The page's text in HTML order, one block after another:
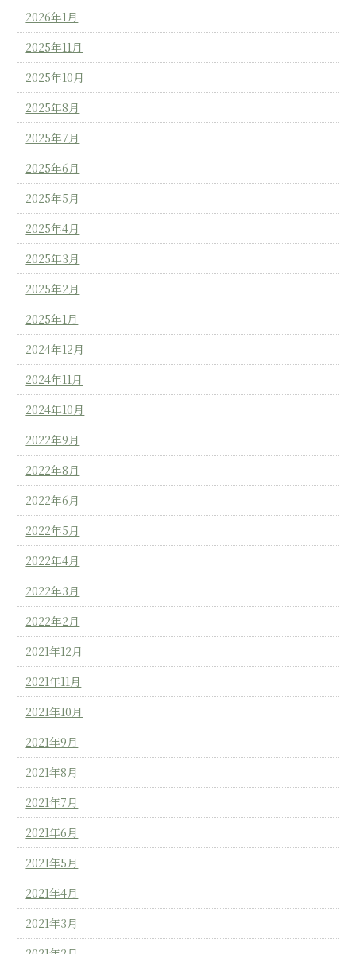
2026年1月
2025年11月
2025年10月
2025年8月
2025年7月
2025年6月
2025年5月
2025年4月
2025年3月
2025年2月
2025年1月
2024年12月
2024年11月
2024年10月
2022年9月
2022年8月
2022年6月
2022年5月
2022年4月
2022年3月
2022年2月
2021年12月
2021年11月
2021年10月
2021年9月
2021年8月
2021年7月
2021年6月
2021年5月
2021年4月
2021年3月